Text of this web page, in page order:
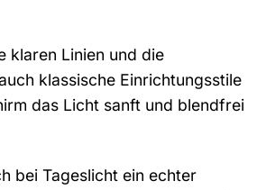
klaren Linien und die
klassische Einrichtungsstile
das Licht sanft und blendfrei
bei Tageslicht ein echter